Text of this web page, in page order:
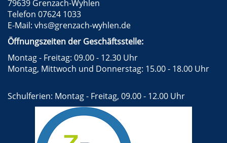
79639 Grenzach-Wyhlen
Telefon 07624 1033
E-Mail: vhs@grenzach-wyhlen.de
Öffnungszeiten der Geschäftsstelle:
Montag - Freitag: 09.00 - 12.30 Uhr
Montag, Mittwoch und Donnerstag: 15.00 - 18.00 Uhr
Schulferien: Montag - Freitag, 09.00 - 12.00 Uhr